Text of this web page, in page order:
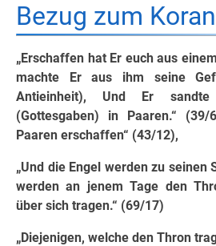
Bezug zum Koran
„Erschaffen hat Er euch aus
machte Er aus ihm seine
Antieinheit), Und Er
(Gottesgaben) in Paaren.“
Paaren erschaffen“ (43/12),
„Und die Engel werden zu seinen
werden an jenem Tage den
über sich tragen.“ (69/17)
„Diejenigen, welche den Thron